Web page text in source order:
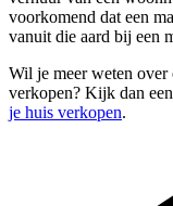
voorkomend dat een
vanuit die aard bij een
Wil je meer weten over
verkopen? Kijk dan
je huis verkopen.